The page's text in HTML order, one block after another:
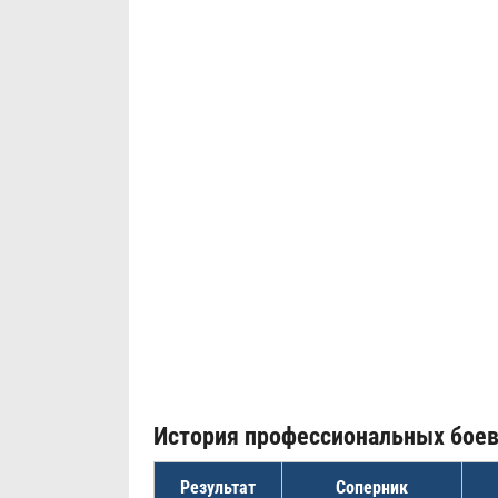
История профессиональных боев
Результат Соперник